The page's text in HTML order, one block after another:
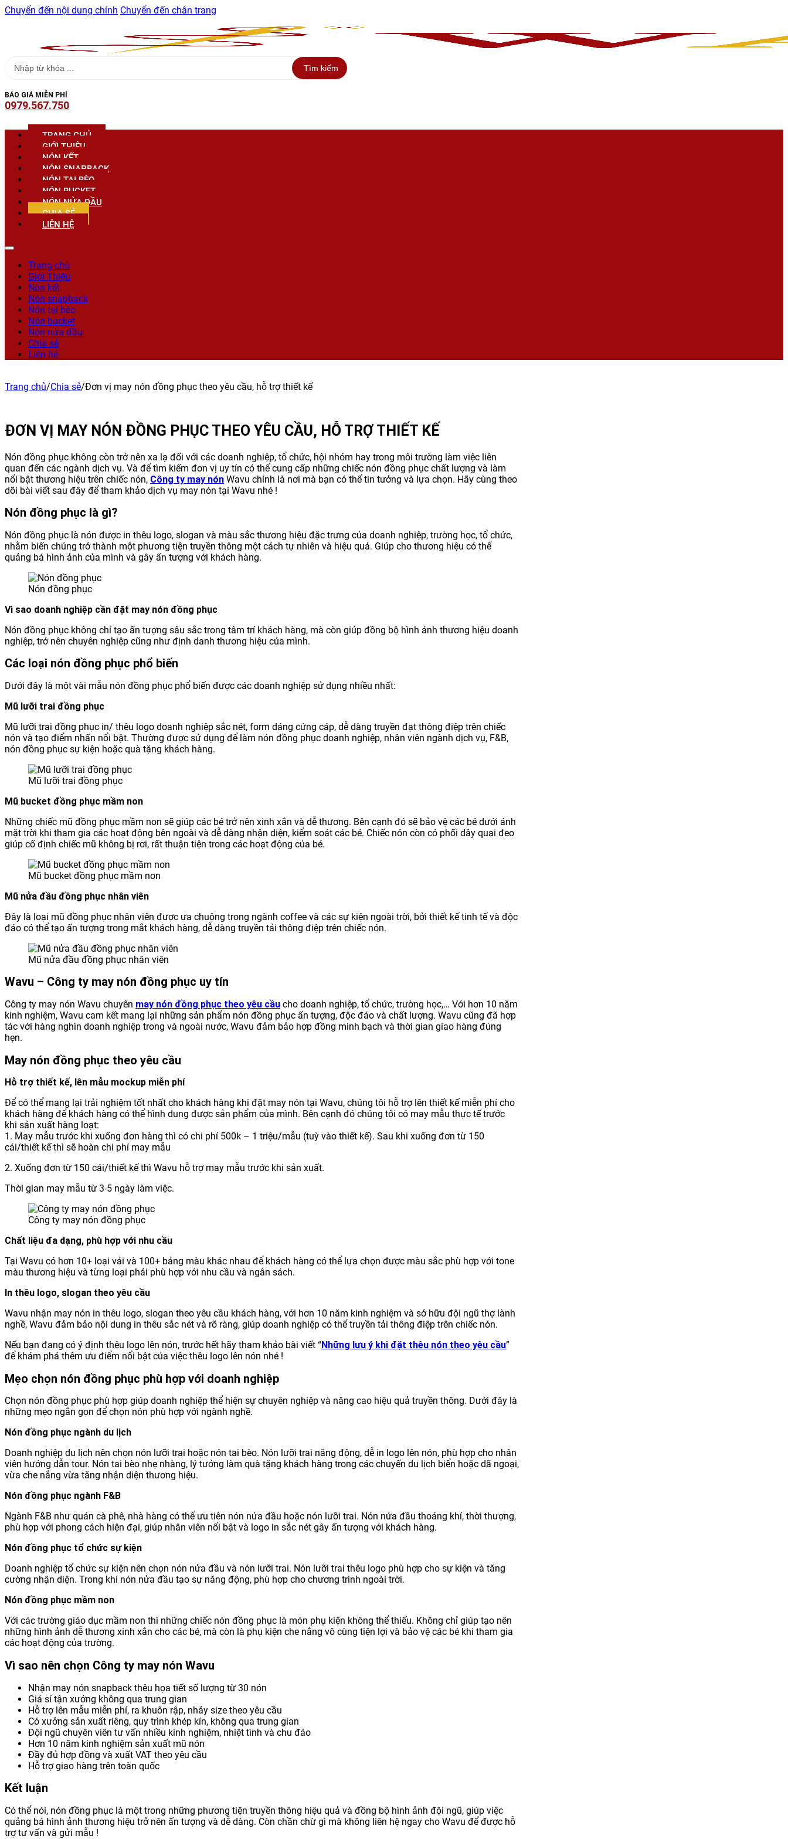
Chuyển đến nội dung chính Chuyển đến chân trang
Search
Tìm kiếm
BÁO GIÁ MIỄN PHÍ
0979.567.750
TRANG CHỦ
GIỚI THIỆU
NÓN KẾT
NÓN SNAPBACK
NÓN TAI BÈO
NÓN BUCKET
NÓN NỬA ĐẦU
CHIA SẺ
LIÊN HỆ
Trang chủ
Giới Thiệu
Nón kết
Nón snapback
Nón tai bèo
Nón bucket
Nón nửa đầu
Chia sẻ
Liên hệ
Trang chủ/Chia sẻ/Đơn vị may nón đồng phục theo yêu cầu, hỗ trợ thiết kế
ĐƠN VỊ MAY NÓN ĐỒNG PHỤC THEO YÊU CẦU, HỖ TRỢ THIẾT KẾ
Nón đồng phục không còn trở nên xa lạ đối với các doanh nghiệp, tổ chức, hội nhóm hay trong môi trường làm việc liên
quan đến các ngành dịch vụ. Và để tìm kiếm đơn vị uy tín có thể cung cấp những chiếc nón đồng phục chất lượng và làm
nổi bật thương hiệu trên chiếc nón, Công ty may nón Wavu chính là nơi mà bạn có thể tin tưởng và lựa chọn. Hãy cùng theo
dõi bài viết sau đây để tham khảo dịch vụ may nón tại Wavu nhé !
Nón đồng phục là gì?
Nón đồng phục là nón được in thêu logo, slogan và màu sắc thương hiệu đặc trưng của doanh nghiệp, trường học, tổ chức,
nhằm biến chúng trở thành một phương tiện truyền thông một cách tự nhiên và hiệu quả. Giúp cho thương hiệu có thể
quảng bá hình ảnh của mình và gây ấn tượng với khách hàng.
Nón đồng phục
Vì sao doanh nghiệp cần đặt may nón đồng phục
Nón đồng phục không chỉ tạo ấn tượng sâu sắc trong tâm trí khách hàng, mà còn giúp đồng bộ hình ảnh thương hiệu doanh
nghiệp, trở nên chuyên nghiệp cũng như định danh thương hiệu của mình.
Các loại nón đồng phục phổ biến
Dưới đây là một vài mẫu nón đồng phục phổ biến được các doanh nghiệp sử dụng nhiều nhất:
Mũ lưỡi trai đồng phục
Mũ lưỡi trai đồng phục in/ thêu logo doanh nghiệp sắc nét, form dáng cứng cáp, dễ dàng truyền đạt thông điệp trên chiếc
nón và tạo điểm nhấn nổi bật. Thường được sử dụng để làm nón đồng phục doanh nghiệp, nhân viên ngành dịch vụ, F&B,
nón đồng phục sự kiện hoặc quà tặng khách hàng.
Mũ lưỡi trai đồng phục
Mũ bucket đồng phục mầm non
Những chiếc mũ đồng phục mầm non sẽ giúp các bé trở nên xinh xắn và dễ thương. Bên cạnh đó sẽ bảo vệ các bé dưới ánh
mặt trời khi tham gia các hoạt động bên ngoài và dễ dàng nhận diện, kiểm soát các bé. Chiếc nón còn có phối dây quai đeo
giúp cố định chiếc mũ không bị rơi, rất thuận tiện trong các hoạt động của bé.
Mũ bucket đồng phục mầm non
Mũ nửa đầu đồng phục nhân viên
Đây là loại mũ đồng phục nhân viên được ưa chuộng trong ngành coffee và các sự kiện ngoài trời, bởi thiết kế tinh tế và độc
đáo có thể tạo ấn tượng trong mắt khách hàng, dễ dàng truyền tải thông điệp trên chiếc nón.
Mũ nửa đầu đồng phục nhân viên
Wavu – Công ty may nón đồng phục uy tín
Công ty may nón Wavu chuyên may nón đồng phục theo yêu cầu cho doanh nghiệp, tổ chức, trường học,… Với hơn 10 năm
kinh nghiệm, Wavu cam kết mang lại những sản phẩm nón đồng phục ấn tượng, độc đáo và chất lượng. Wavu cũng đã hợp
tác với hàng nghìn doanh nghiệp trong và ngoài nước, Wavu đảm bảo hợp đồng minh bạch và thời gian giao hàng đúng
hẹn.
May nón đồng phục theo yêu cầu
Hỗ trợ thiết kế, lên mẫu mockup miễn phí
Để có thể mang lại trải nghiệm tốt nhất cho khách hàng khi đặt may nón tại Wavu, chúng tôi hỗ trợ lên thiết kế miễn phí cho
khách hàng để khách hàng có thể hình dung được sản phẩm của mình. Bên cạnh đó chúng tôi có may mẫu thực tế trước
khi sản xuất hàng loạt:
1. May mẫu trước khi xuống đơn hàng thì có chi phí 500k – 1 triệu/mẫu (tuỳ vào thiết kế). Sau khi xuống đơn từ 150
cái/thiết kế thì sẽ hoàn chi phí may mẫu
2. Xuống đơn từ 150 cái/thiết kế thì Wavu hỗ trợ may mẫu trước khi sản xuất.
Thời gian may mẫu từ 3-5 ngày làm việc.
Công ty may nón đồng phục
Chất liệu đa dạng, phù hợp với nhu cầu
Tại Wavu có hơn 10+ loại vải và 100+ bảng màu khác nhau để khách hàng có thể lựa chọn được màu sắc phù hợp với tone
màu thương hiệu và từng loại phải phù hợp với nhu cầu và ngân sách.
In thêu logo, slogan theo yêu cầu
Wavu nhận may nón in thêu logo, slogan theo yêu cầu khách hàng, với hơn 10 năm kinh nghiệm và sở hữu đội ngũ thợ lành
nghề, Wavu đảm bảo nội dung in thêu sắc nét và rõ ràng, giúp doanh nghiệp có thể truyền tải thông điệp trên chiếc nón.
Nếu bạn đang có ý định thêu logo lên nón, trước hết hãy tham khảo bài viết “Những lưu ý khi đặt thêu nón theo yêu cầu”
để khám phá thêm ưu điểm nổi bật của việc thêu logo lên nón nhé !
Mẹo chọn nón đồng phục phù hợp với doanh nghiệp
Chọn nón đồng phục phù hợp giúp doanh nghiệp thể hiện sự chuyên nghiệp và nâng cao hiệu quả truyền thông. Dưới đây là
những mẹo ngắn gọn để chọn nón phù hợp với ngành nghề.
Nón đồng phục ngành du lịch
Doanh nghiệp du lịch nên chọn nón lưỡi trai hoặc nón tai bèo. Nón lưỡi trai năng động, dễ in logo lên nón, phù hợp cho nhân
viên hướng dẫn tour. Nón tai bèo nhẹ nhàng, lý tưởng làm quà tặng khách hàng trong các chuyến du lịch biển hoặc dã ngoại,
vừa che nắng vừa tăng nhận diện thương hiệu.
Nón đồng phục ngành F&B
Ngành F&B như quán cà phê, nhà hàng có thể ưu tiên nón nửa đầu hoặc nón lưỡi trai. Nón nửa đầu thoáng khí, thời thượng,
phù hợp với phong cách hiện đại, giúp nhân viên nổi bật và logo in sắc nét gây ấn tượng với khách hàng.
Nón đồng phục tổ chức sự kiện
Doanh nghiệp tổ chức sự kiện nên chọn nón nửa đầu và nón lưỡi trai. Nón lưỡi trai thêu logo phù hợp cho sự kiện và tăng
cường nhận diện. Trong khi nón nửa đầu tạo sự năng động, phù hợp cho chương trình ngoài trời.
Nón đồng phục mầm non
Với các trường giáo dục mầm non thì những chiếc nón đồng phục là món phụ kiện không thể thiếu. Không chỉ giúp tạo nên
những hình ảnh dễ thương xinh xắn cho các bé, mà còn là phụ kiện che nắng vô cùng tiện lợi và bảo vệ các bé khi tham gia
các hoạt động của trường.
Vì sao nên chọn Công ty may nón Wavu
Nhận may nón snapback thêu họa tiết số lượng từ 30 nón
Giá sỉ tận xưởng không qua trung gian
Hỗ trợ lên mẫu miễn phí, ra khuôn rập, nhảy size theo yêu cầu
Có xưởng sản xuất riêng, quy trình khép kín, không qua trung gian
Đội ngũ chuyên viên tư vấn nhiều kinh nghiệm, nhiệt tình và chu đáo
Hơn 10 năm kinh nghiệm sản xuất mũ nón
Đầy đủ hợp đồng và xuất VAT theo yêu cầu
Hỗ trợ giao hàng trên toàn quốc
Kết luận
Có thể nói, nón đồng phục là một trong những phương tiện truyền thông hiệu quả và đồng bộ hình ảnh đội ngũ, giúp việc
quảng bá hình ảnh thương hiệu trở nên ấn tượng và dễ dàng. Còn chần chừ gì mà không liên hệ ngay cho Wavu để được hỗ
trợ tư vấn và gửi mẫu !